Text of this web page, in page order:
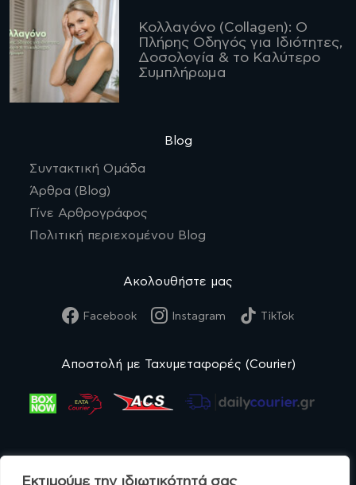
Εκτιμούμε την ιδιωτικότητά σας
Κολλαγόνο (Collagen): Ο
Πλήρης Οδηγός για Ιδιότητες,
Δοσολογία & το Καλύτερο
Συμπλήρωμα
Blog
Συντακτική Ομάδα
Άρθρα (Blog)
Γίνε Αρθρογράφος
Πολιτική περιεχομένου Blog
Ακολουθήστε μας
Facebook Instagram TikTok
Αποστολή με Ταχυμεταφορές (Courier)